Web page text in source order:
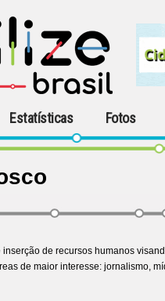
Estatísticas Fotos
de recursos humanos
de maior interesse: jornalismo,